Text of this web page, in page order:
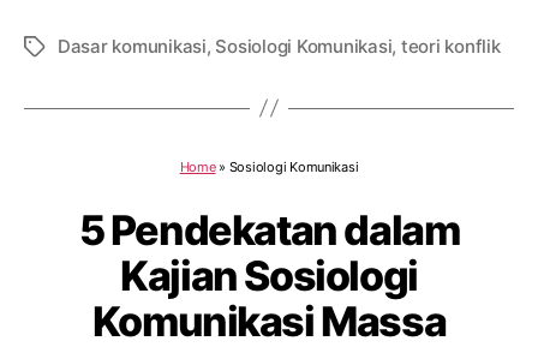
TagsDasar komunikasi, Sosiologi Komunikasi, teori konflik
Home» Sosiologi Komunikasi
5 Pendekatan dalam
Kajian Sosiologi
Komunikasi Massa